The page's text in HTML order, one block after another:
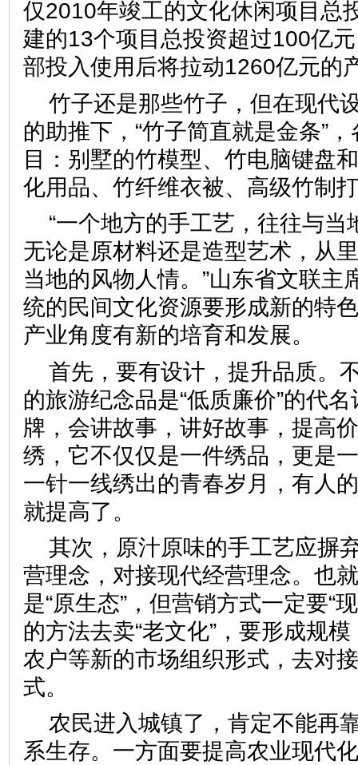
仅2010年竣工的文化休闲项目总
建的13个项目总投资超过100亿
部投入使用后将拉动1260亿
竹子还是那些竹子，但在现代
的助推下，“竹子简直就是金条”
目：别墅的竹模型、竹电脑键盘
化用品、竹纤维衣被、高级
“一个地方的手工艺，往往与
无论是原材料还是造型艺术，从
当地的风物人情。”山东省文联主
统的民间文化资源要形成新的特
产业角度有新的培育和发展
首先，要有设计，提升品质。
的旅游纪念品是“低质廉价”的代
牌，会讲故事，讲好故事，提高
绣，它不仅仅是一件绣品，更是
一针一线绣出的青春岁月，有人
就提高了。
其次，原汁原味的手工艺应摒
营理念，对接现代经营理念。也
是“原生态”，但营销方式一定要“
的方法去卖“老文化”，要形成规
农户等新的市场组织形式，去对
式。
农民进入城镇了，肯定不能再
系生存。一方面要提高农业现代